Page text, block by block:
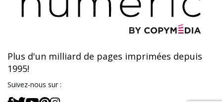
Plus d'un milliard de pages imprimées depuis
1995!
Suivez-nous sur :